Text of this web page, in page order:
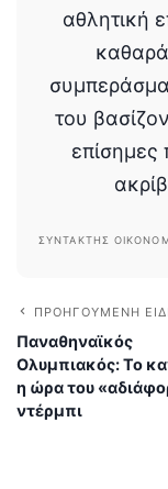
αθλητική
του
επίσημες
ΣΥΝΤΆΚΤΗΣ
ΠΡΟΗΓΟΎΜΕΝΗ
Παναθηναϊκός
Ολυμπιακός: Το
η ώρα του
ντέρμπι